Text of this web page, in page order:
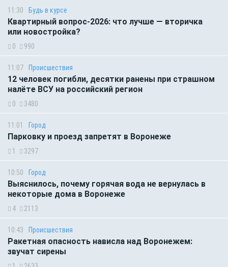
11:30 Будь в курсе
Квартирный вопрос-2026: что лучше — вторичка
или новостройка?
0 990
11:07 Происшествия
12 человек погибли, десятки ранены при страшном
налёте ВСУ на российский регион
0 3480
11:01 Город
Парковку и проезд запретят в Воронеже
1 3297
10:50 Город
Выяснилось, почему горячая вода не вернулась в
некоторые дома в Воронеже
4 2113
10:43 Происшествия
Ракетная опасность нависла над Воронежем:
звучат сирены